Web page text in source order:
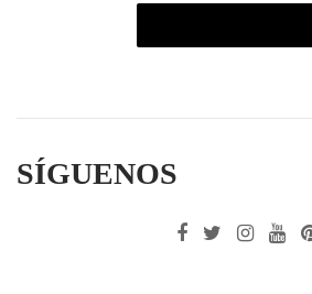
SÍGUENOS